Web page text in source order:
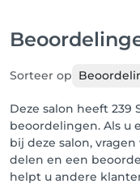
Sorteer op
Deze salon heeft 239
beoordelingen. Als u
bij deze salon,
delen en een
helpt u andere